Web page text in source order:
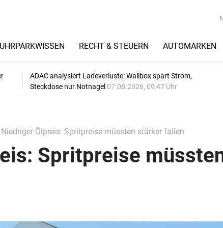
RECHT & STEUERN AUTOMARKEN
ADAC analysiert Ladeverluste: Wallbox spart Strom,
Steckdose nur Notnagel 07.08.2026, 09:47 Uhr
Niedriger Ölpreis: Spritpreise müssten stärker fallen
Spritpreise